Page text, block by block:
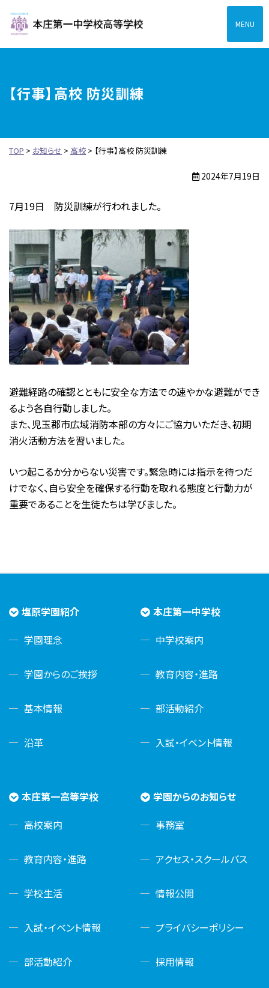
本庄第一高等学校中高一
【行事】高校 防災訓練
TOP > お知らせ > 高校 > 【行事】高校 防災訓練
2024年7月19日
7月19日 防災訓練が行われました。
避難経路の確認とともに安全な方法での速やかな避難ができ
るよう各自行動しました。
また、児玉郡市広域消防本部の方々にご協力いただき、初期
消火活動方法を習いました。
いつ起こるか分からない災害です。緊急時には指示を待つだ
けでなく、自ら安全を確保する行動を取れる態度と行動力が
重要であることを生徒たちは学びました。
塩原学園紹介
学園理念
学園からのご挨拶
基本情報
沿革
本庄第一中学校
中学校案内
教育内容・進路
部活動紹介
入試・イベント情報
本庄第一高等学校
高校案内
教育内容・進路
学校生活
入試・イベント情報
部活動紹介
学園からのお知らせ
事務室
アクセス・スクールバス
情報公開
プライバシーポリシー
採用情報